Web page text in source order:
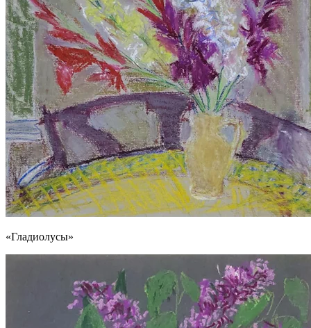
«Гладиолусы»